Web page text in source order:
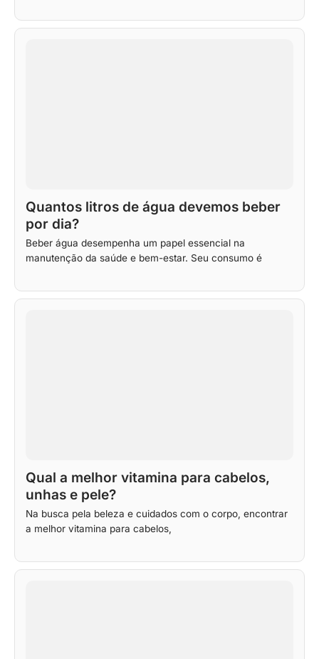
Quantos litros de água devemos beber
por dia?
Beber água desempenha um papel essencial na
manutenção da saúde e bem-estar. Seu consumo é
Qual a melhor vitamina para cabelos,
unhas e pele?
Na busca pela beleza e cuidados com o corpo, encontrar
a melhor vitamina para cabelos,